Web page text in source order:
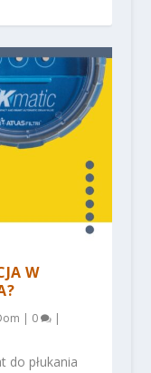
W
| 0 |
do płukania